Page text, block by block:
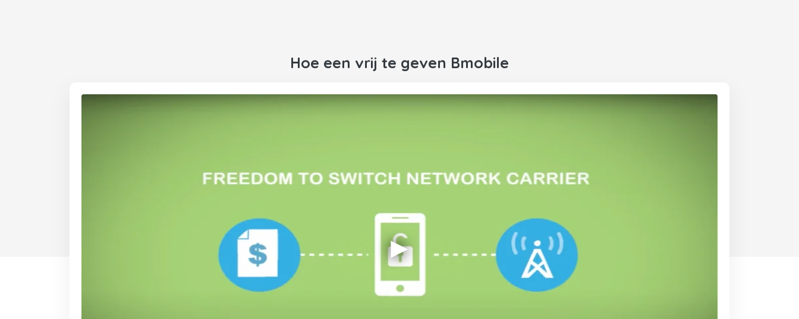
Hoe een vrij te geven Bmobile